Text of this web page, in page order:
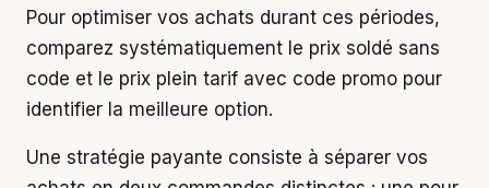
Pour optimiser vos achats durant ces périodes,
comparez systématiquement le prix soldé sans
code et le prix plein tarif avec code promo pour
identifier la meilleure option.
Une stratégie payante consiste à séparer vos